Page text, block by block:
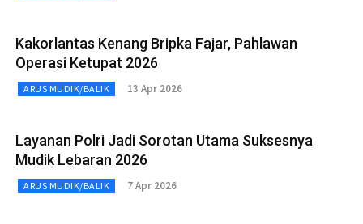
Kakorlantas Kenang Bripka Fajar, Pahlawan
Operasi Ketupat 2026
ARUS MUDIK/BALIK 13 Apr 2026
Layanan Polri Jadi Sorotan Utama Suksesnya
Mudik Lebaran 2026
ARUS MUDIK/BALIK 7 Apr 2026